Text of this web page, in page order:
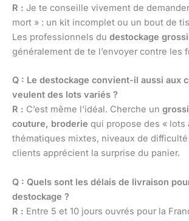
R : Je te conseille vivement de
mort » : un kit incomplet ou un bout de
Les professionnels du destockage
généralement de te l’envoyer contre les
Q : Le destockage convient-il aussi aux
veulent des lots variés ?
R : C’est même l’idéal. Cherche un
couture, broderie qui propose des « lots
thématiques mixtes, niveaux de difficulté
clients apprécient la surprise du panier.
Q : Quels sont les délais de livraison
destockage ?
R : Entre 5 et 10 jours ouvrés pour la